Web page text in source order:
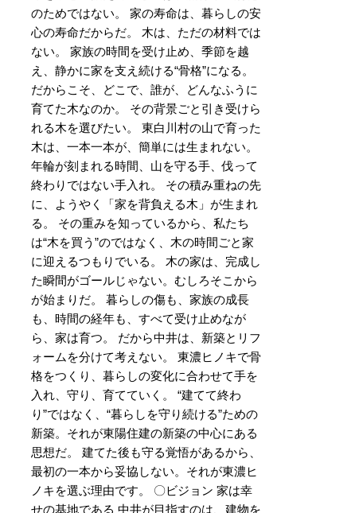
のためではない。 家の寿命は、暮らしの安
心の寿命だからだ。 木は、ただの材料では
ない。 家族の時間を受け止め、季節を越
え、静かに家を支え続ける“骨格”になる。
だからこそ、どこで、誰が、どんなふうに
育てた木なのか。 その背景ごと引き受けら
れる木を選びたい。 東白川村の山で育った
木は、一本一本が、簡単には生まれない。
年輪が刻まれる時間、山を守る手、伐って
終わりではない手入れ。 その積み重ねの先
に、ようやく「家を背負える木」が生まれ
る。 その重みを知っているから、私たち
は“木を買う”のではなく、木の時間ごと家
に迎えるつもりでいる。 木の家は、完成し
た瞬間がゴールじゃない。むしろそこから
が始まりだ。 暮らしの傷も、家族の成長
も、時間の経年も、すべて受け止めなが
ら、家は育つ。 だから中井は、新築とリフ
ォームを分けて考えない。 東濃ヒノキで骨
格をつくり、暮らしの変化に合わせて手を
入れ、守り、育てていく。 “建てて終わ
り”ではなく、“暮らしを守り続ける”ための
新築。それが東陽住建の新築の中心にある
思想だ。 建てた後も守る覚悟があるから、
最初の一本から妥協しない。それが東濃ヒ
ノキを選ぶ理由です。 〇ビジョン 家は幸
せの基地である 中井が目指すのは、建物を